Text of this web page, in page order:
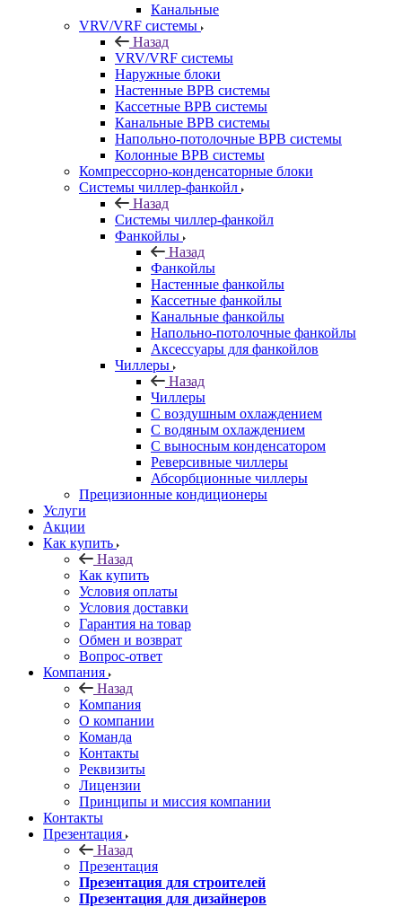
Канальные
VRV/VRF системы
Назад
VRV/VRF системы
Наружные блоки
Настенные ВРВ системы
Кассетные ВРВ системы
Канальные ВРВ системы
Напольно-потолочные ВРВ системы
Колонные ВРВ системы
Компрессорно-конденсаторные блоки
Системы чиллер-фанкойл
Назад
Системы чиллер-фанкойл
Фанкойлы
Назад
Фанкойлы
Настенные фанкойлы
Кассетные фанкойлы
Канальные фанкойлы
Напольно-потолочные фанкойлы
Аксессуары для фанкойлов
Чиллеры
Назад
Чиллеры
С воздушным охлаждением
С водяным охлаждением
С выносным конденсатором
Реверсивные чиллеры
Абсорбционные чиллеры
Прецизионные кондиционеры
Услуги
Акции
Как купить
Назад
Как купить
Условия оплаты
Условия доставки
Гарантия на товар
Обмен и возврат
Вопрос-ответ
Компания
Назад
Компания
О компании
Команда
Контакты
Реквизиты
Лицензии
Принципы и миссия компании
Контакты
Презентация
Назад
Презентация
Презентация для строителей
Презентация для дизайнеров